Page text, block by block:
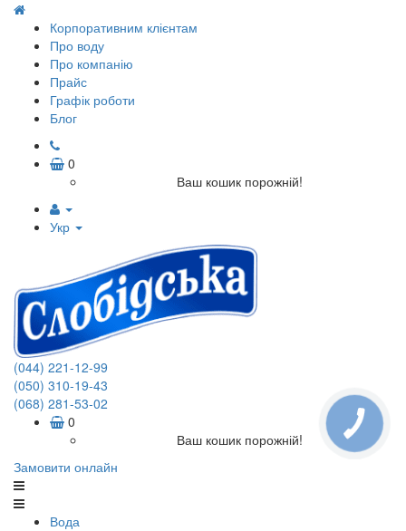
Корпоративним клієнтам
Про воду
Про компанію
Прайс
Графік роботи
Блог
0
Ваш кошик порожній!
Укр
(044) 221-12-99
(050) 310-19-43
(068) 281-53-02
0
Ваш кошик порожній!
Замовити онлайн
Вода